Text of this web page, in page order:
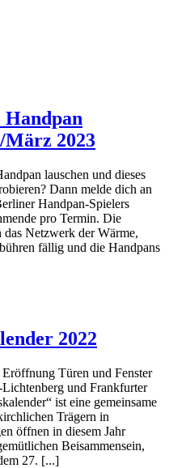
2023
lauschen und dieses
Dann melde dich an
Handpan-Spielers
pro Termin. Die
Netzwerk der Wärme,
fällig und die Handpans
2022
Türen und Fenster
und Frankfurter
ist eine gemeinsame
Trägern in
öffnen in diesem Jahr
Beisammensein,
27. [...]